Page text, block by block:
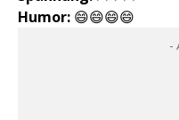
Humor: 😄😄😄😄
-